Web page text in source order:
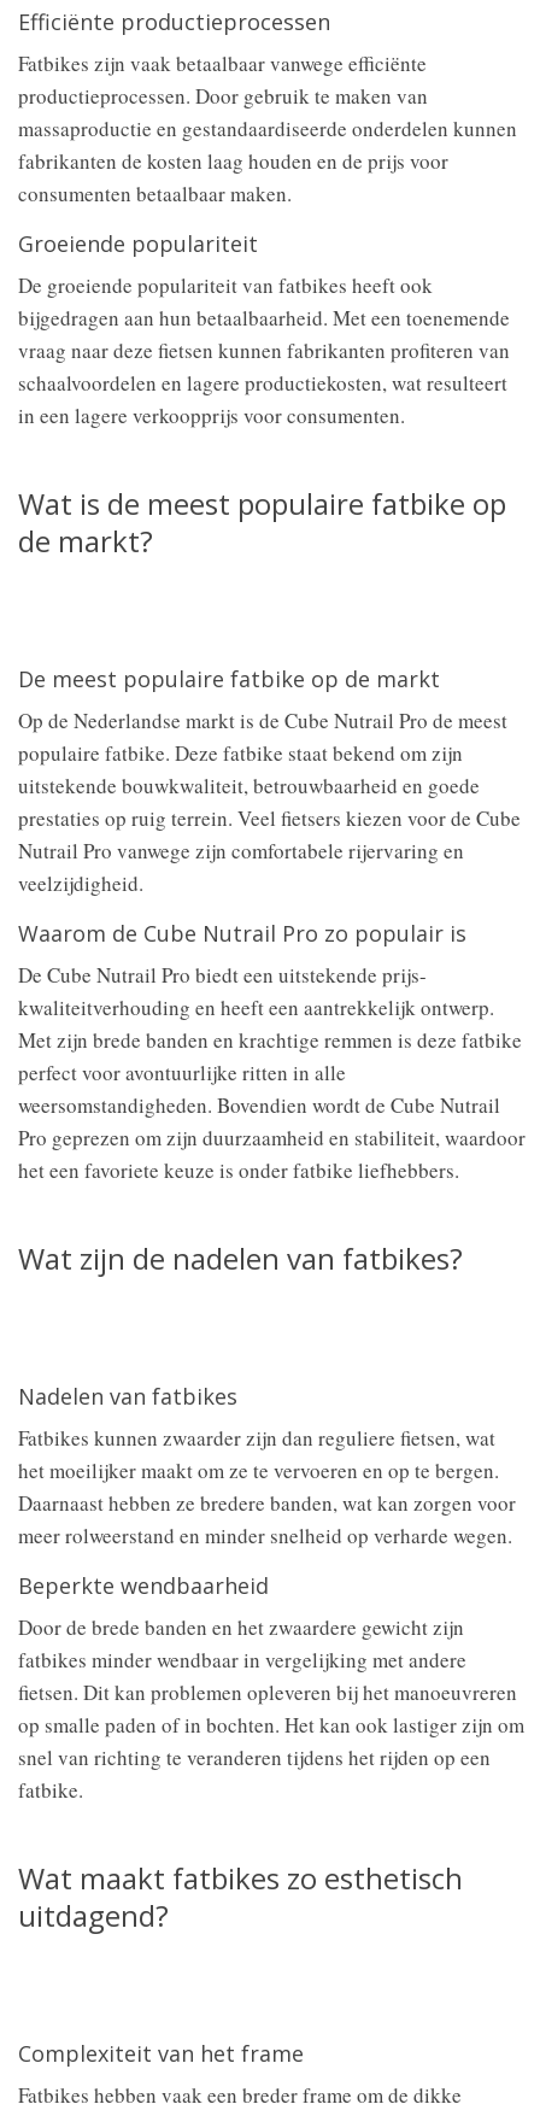
Efficiënte productieprocessen
Fatbikes zijn vaak betaalbaar vanwege efficiënte
productieprocessen. Door gebruik te maken van
massaproductie en gestandaardiseerde onderdelen kunnen
fabrikanten de kosten laag houden en de prijs voor
consumenten betaalbaar maken.
Groeiende populariteit
De groeiende populariteit van fatbikes heeft ook
bijgedragen aan hun betaalbaarheid. Met een toenemende
vraag naar deze fietsen kunnen fabrikanten profiteren van
schaalvoordelen en lagere productiekosten, wat resulteert
in een lagere verkoopprijs voor consumenten.
Wat is de meest populaire fatbike op
de markt?
De meest populaire fatbike op de markt
Op de Nederlandse markt is de Cube Nutrail Pro de meest
populaire fatbike. Deze fatbike staat bekend om zijn
uitstekende bouwkwaliteit, betrouwbaarheid en goede
prestaties op ruig terrein. Veel fietsers kiezen voor de Cube
Nutrail Pro vanwege zijn comfortabele rijervaring en
veelzijdigheid.
Waarom de Cube Nutrail Pro zo populair is
De Cube Nutrail Pro biedt een uitstekende prijs-
kwaliteitverhouding en heeft een aantrekkelijk ontwerp.
Met zijn brede banden en krachtige remmen is deze fatbike
perfect voor avontuurlijke ritten in alle
weersomstandigheden. Bovendien wordt de Cube Nutrail
Pro geprezen om zijn duurzaamheid en stabiliteit, waardoor
het een favoriete keuze is onder fatbike liefhebbers.
Wat zijn de nadelen van fatbikes?
Nadelen van fatbikes
Fatbikes kunnen zwaarder zijn dan reguliere fietsen, wat
het moeilijker maakt om ze te vervoeren en op te bergen.
Daarnaast hebben ze bredere banden, wat kan zorgen voor
meer rolweerstand en minder snelheid op verharde wegen.
Beperkte wendbaarheid
Door de brede banden en het zwaardere gewicht zijn
fatbikes minder wendbaar in vergelijking met andere
fietsen. Dit kan problemen opleveren bij het manoeuvreren
op smalle paden of in bochten. Het kan ook lastiger zijn om
snel van richting te veranderen tijdens het rijden op een
fatbike.
Wat maakt fatbikes zo esthetisch
uitdagend?
Complexiteit van het frame
Fatbikes hebben vaak een breder frame om de dikke